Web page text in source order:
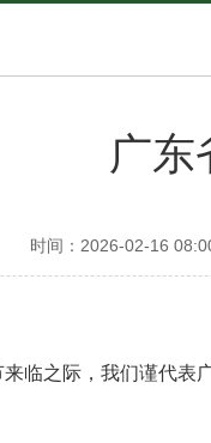
广东
时间：2026-02-16
之际，我们谨代表